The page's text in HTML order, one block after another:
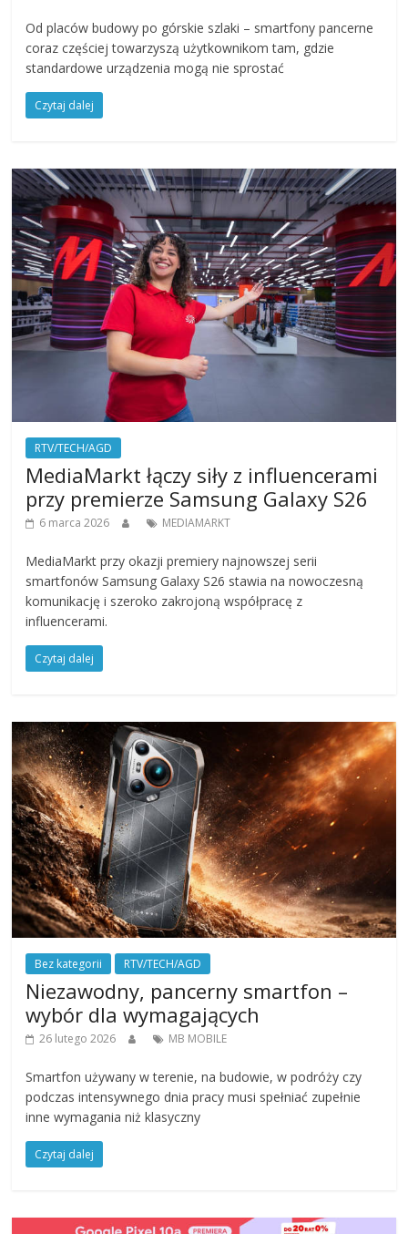
Od placów budowy po górskie szlaki – smartfony pancerne
coraz częściej towarzyszą użytkownikom tam, gdzie
standardowe urządzenia mogą nie sprostać
Czytaj dalej
RTV/TECH/AGD
MediaMarkt łączy siły z influencerami
przy premierze Samsung Galaxy S26
6 marca 2026 MEDIAMARKT
MediaMarkt przy okazji premiery najnowszej serii
smartfonów Samsung Galaxy S26 stawia na nowoczesną
komunikację i szeroko zakrojoną współpracę z
influencerami.
Czytaj dalej
Bez kategorii RTV/TECH/AGD
Niezawodny, pancerny smartfon –
wybór dla wymagających
26 lutego 2026 MB MOBILE
Smartfon używany w terenie, na budowie, w podróży czy
podczas intensywnego dnia pracy musi spełniać zupełnie
inne wymagania niż klasyczny
Czytaj dalej